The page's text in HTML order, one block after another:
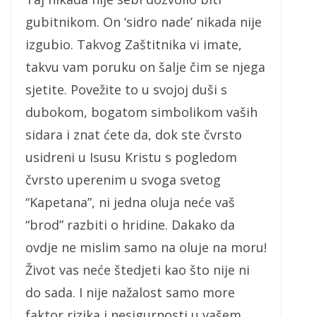
gubitnikom. On ‘sidro nade’ nikada nije
izgubio. Takvog Zaštitnika vi imate,
takvu vam poruku on šalje čim se njega
sjetite. Povežite to u svojoj duši s
dubokom, bogatom simbolikom vaših
sidara i znat ćete da, dok ste čvrsto
usidreni u Isusu Kristu s pogledom
čvrsto uperenim u svoga svetog
“Kapetana”, ni jedna oluja neće vaš
“brod” razbiti o hridine. Dakako da
ovdje ne mislim samo na oluje na moru!
Život vas neće štedjeti kao što nije ni
do sada. I nije nažalost samo more